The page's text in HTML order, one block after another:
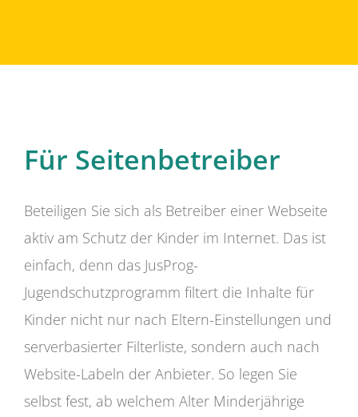
Für Seitenbetreiber
Beteiligen Sie sich als Betreiber einer Webseite
aktiv am Schutz der Kinder im Internet. Das ist
einfach, denn das JusProg-
Jugendschutzprogramm filtert die Inhalte für
Kinder nicht nur nach Eltern-Einstellungen und
serverbasierter Filterliste, sondern auch nach
Website-Labeln der Anbieter. So legen Sie
selbst fest, ab welchem Alter Minderjährige